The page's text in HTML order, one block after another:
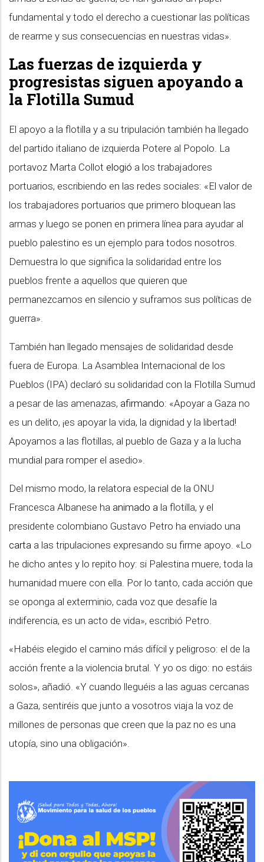
fundamental y todo el derecho a cuestionar las políticas
de rearme y sus consecuencias en nuestras vidas».
Las fuerzas de izquierda y
progresistas siguen apoyando a
la Flotilla Sumud
El apoyo a la flotilla y a su tripulación también ha llegado
del partido italiano de izquierda Potere al Popolo. La
portavoz Marta Collot elogió a los trabajadores
portuarios, escribiendo en las redes sociales: «El valor de
los trabajadores portuarios que primero bloquean las
armas y luego se ponen en primera línea para ayudar al
pueblo palestino es un ejemplo para todos nosotros.
Demuestra lo que significa la solidaridad entre los
pueblos frente a aquellos que quieren que
permanezcamos en silencio y suframos sus políticas de
guerra».
También han llegado mensajes de solidaridad desde
fuera de Europa. La Asamblea Internacional de los
Pueblos (IPA) declaró su solidaridad con la Flotilla Sumud
a pesar de las amenazas, afirmando: «Apoyar a Gaza no
es un delito, ¡es apoyar la vida, la dignidad y la libertad!
Apoyamos a las flotillas, al pueblo de Gaza y a la lucha
mundial para romper el asedio».
Del mismo modo, la relatora especial de la ONU
Francesca Albanese ha animado a la flotilla, y el
presidente colombiano Gustavo Petro ha enviado una
carta a las tripulaciones expresando su firme apoyo. «Lo
he dicho antes y lo repito hoy: si Palestina muere, toda la
humanidad muere con ella. Por lo tanto, cada acción que
se oponga al exterminio, cada voz que desafíe la
indiferencia, es un acto de vida», escribió Petro.
«Habéis elegido el camino más difícil y peligroso: el de la
acción frente a la violencia brutal. Y yo os digo: no estáis
solos», añadió. «Y cuando lleguéis a las aguas cercanas
a Gaza, sentiréis que junto a vosotros viaja la voz de
millones de personas que creen que la paz no es una
utopía, sino una obligación».